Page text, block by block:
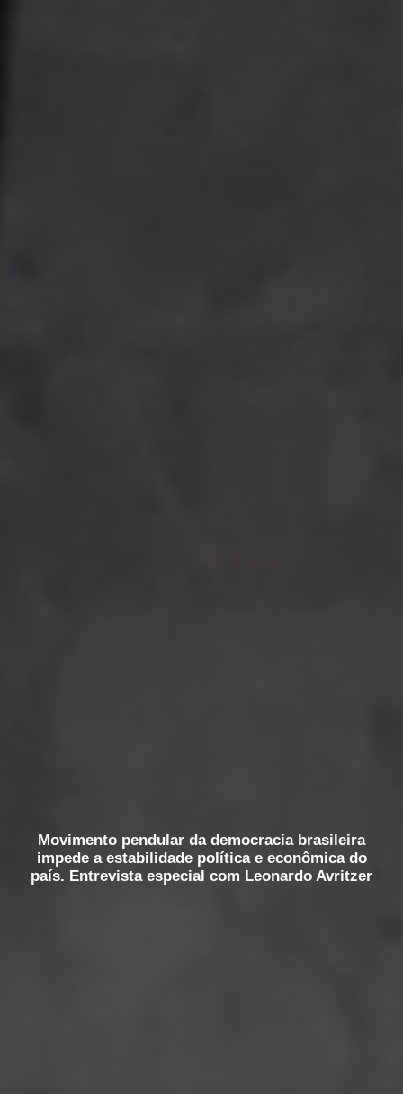
Movimento pendular da democracia brasileira
impede a estabilidade política e econômica do
país. Entrevista especial com Leonardo Avritzer